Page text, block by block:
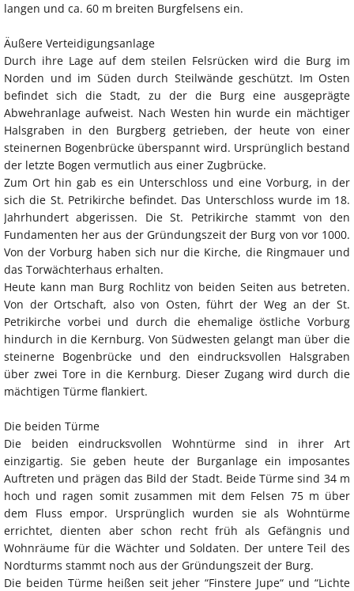
langen und ca. 60 m breiten Burgfelsens ein.
Äußere Verteidigungsanlage
Durch ihre Lage auf dem steilen Felsrücken wird die Burg im
Norden und im Süden durch Steilwände geschützt. Im Osten
befindet sich die Stadt, zu der die Burg eine ausgeprägte
Abwehranlage aufweist. Nach Westen hin wurde ein mächtiger
Halsgraben in den Burgberg getrieben, der heute von einer
steinernen Bogenbrücke überspannt wird. Ursprünglich bestand
der letzte Bogen vermutlich aus einer Zugbrücke.
Zum Ort hin gab es ein Unterschloss und eine Vorburg, in der
sich die St. Petrikirche befindet. Das Unterschloss wurde im 18.
Jahrhundert abgerissen. Die St. Petrikirche stammt von den
Fundamenten her aus der Gründungszeit der Burg von vor 1000.
Von der Vorburg haben sich nur die Kirche, die Ringmauer und
das Torwächterhaus erhalten.
Heute kann man Burg Rochlitz von beiden Seiten aus betreten.
Von der Ortschaft, also von Osten, führt der Weg an der St.
Petrikirche vorbei und durch die ehemalige östliche Vorburg
hindurch in die Kernburg. Von Südwesten gelangt man über die
steinerne Bogenbrücke und den eindrucksvollen Halsgraben
über zwei Tore in die Kernburg. Dieser Zugang wird durch die
mächtigen Türme flankiert.
Die beiden Türme
Die beiden eindrucksvollen Wohntürme sind in ihrer Art
einzigartig. Sie geben heute der Burganlage ein imposantes
Auftreten und prägen das Bild der Stadt. Beide Türme sind 34 m
hoch und ragen somit zusammen mit dem Felsen 75 m über
dem Fluss empor. Ursprünglich wurden sie als Wohntürme
errichtet, dienten aber schon recht früh als Gefängnis und
Wohnräume für die Wächter und Soldaten. Der untere Teil des
Nordturms stammt noch aus der Gründungszeit der Burg.
Die beiden Türme heißen seit jeher “Finstere Jupe“ und “Lichte